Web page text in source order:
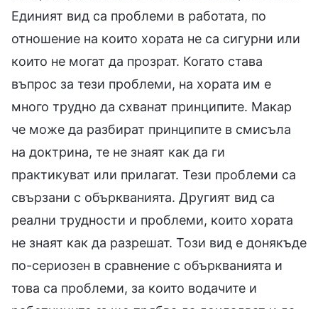
Единият вид са проблеми в работата, по
отношение на които хората не са сигурни или
които не могат да прозрат. Когато става
въпрос за тези проблеми, на хората им е
много трудно да схванат принципите. Макар
че може да разбират принципите в смисъла
на доктрина, те не знаят как да ги
практикуват или прилагат. Тези проблеми са
свързани с объркванията. Другият вид са
реални трудности и проблеми, които хората
не знаят как да разрешат. Този вид е донякъде
по-сериозен в сравнение с объркванията и
това са проблеми, за които водачите и